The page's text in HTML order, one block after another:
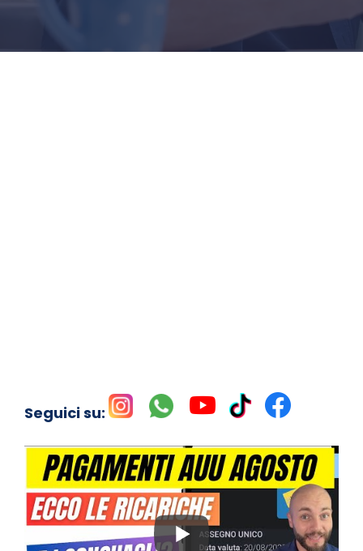
Seguici su: